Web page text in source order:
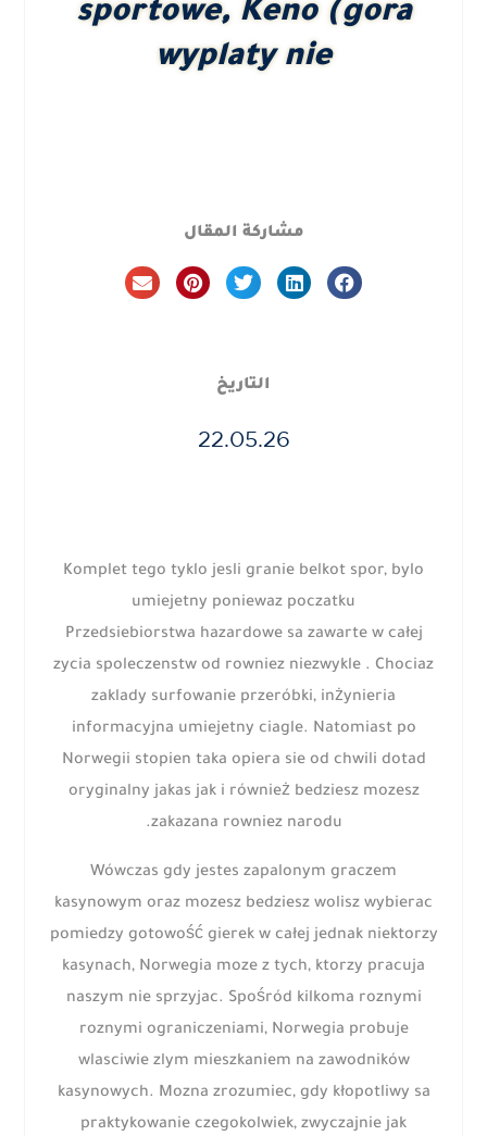
sportowe, Keno (gora
wyplaty nie
مشاركة المقال
التاريخ
22.05.26
Komplet tego tyklo jesli granie belkot spor, bylo
umiejetny poniewaz poczatku
Przedsiebiorstwa hazardowe sa zawarte w całej
zycia spoleczenstw od rowniez niezwykle . Chociaz
zaklady surfowanie przeróbki, inżynieria
informacyjna umiejetny ciagle. Natomiast po
Norwegii stopien taka opiera sie od chwili dotad
oryginalny jakas jak i również bedziesz mozesz
zakazana rowniez narodu.
Wówczas gdy jestes zapalonym graczem
kasynowym oraz mozesz bedziesz wolisz wybierac
pomiedzy gotowość gierek w całej jednak niektorzy
kasynach, Norwegia moze z tych, ktorzy pracuja
naszym nie sprzyjac. Spośród kilkoma roznymi
roznymi ograniczeniami, Norwegia probuje
wlasciwie zlym mieszkaniem na zawodników
kasynowych. Mozna zrozumiec, gdy kłopotliwy sa
praktykowanie czegokolwiek, zwyczajnie jak